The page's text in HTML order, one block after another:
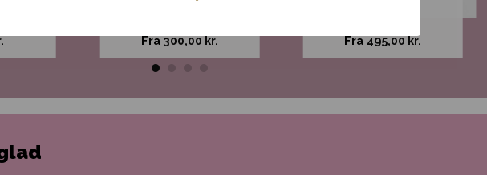
og
Fra 300,00kr. Fra 495,00kr.